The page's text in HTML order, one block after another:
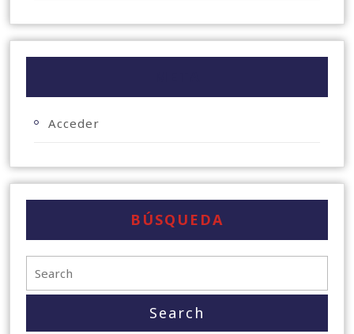
Acceder
BÚSQUEDA